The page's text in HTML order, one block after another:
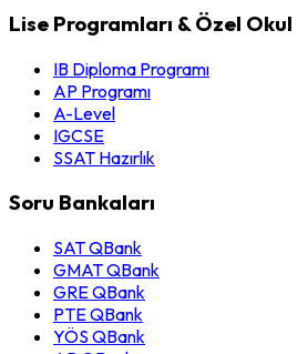
Lise Programları & Özel Okul
IB Diploma Programı
AP Programı
A-Level
IGCSE
SSAT Hazırlık
Soru Bankaları
SAT QBank
GMAT QBank
GRE QBank
PTE QBank
YÖS QBank